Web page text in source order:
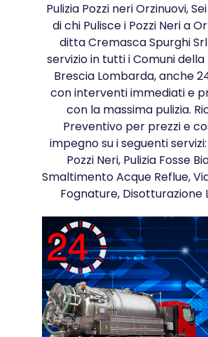
Pulizia Pozzi neri Orzinuovi,
di chi Pulisce i Pozzi Neri a
ditta Cremasca Spurghi
servizio in tutti i Comuni
Brescia Lombarda, anche
con interventi immediati e
con la massima pulizia.
Preventivo per prezzi e
impegno su i seguenti
Pozzi Neri, Pulizia Fosse
Smaltimento Acque Reflue,
Fognature, Disotturazione